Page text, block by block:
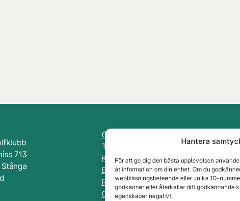
Hantera
För att ge dig den bästa upplevelsen
åt information om din enhet. Om du
webbläsningsbeteende eller unika ID-
godkänner eller återkallar ditt godkännande
egenskaper negativt.
713
Golfbanan
Tävlingar
Kurser & Lektioner
Bli medlem
Restaurang
Om När GK